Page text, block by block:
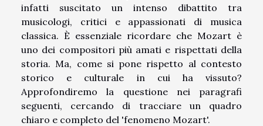
infatti suscitato un intenso dibattito tra
musicologi, critici e appassionati di musica
classica. È essenziale ricordare che Mozart è
uno dei compositori più amati e rispettati della
storia. Ma, come si pone rispetto al contesto
storico e culturale in cui ha vissuto?
Approfondiremo la questione nei paragrafi
seguenti, cercando di tracciare un quadro
chiaro e completo del 'fenomeno Mozart'.